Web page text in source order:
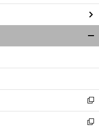
し
い
ウ
ィ
ン
ウ
開
く
新
し
い
新